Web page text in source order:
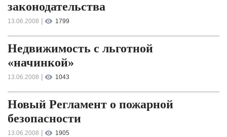
законодательства
13.06.2008 | 1799
Недвижимость с льготной
«начинкой»
13.06.2008 | 1043
Новый Регламент о пожарной
безопасности
13.06.2008 | 1905